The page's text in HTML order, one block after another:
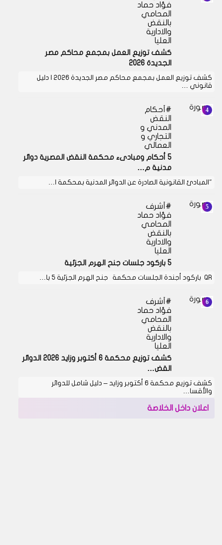
فؤاد حماد
المحامي
بالنقض
والادارية
العليا
كشف توزيع العمل بمجمع محاكم مصر
الجديدة 2026
كشف توزيع العمل بمجمع محاكم مصر الجديدة 2026 | دليل
قانوني …
أحكام
النقض
المدني و
التجاري و
العمالي
5 أحكام ومبادىء محكمة النقض المصرية دوائر
مدنية م…
"المبادئ القانونية الصادرة عن الدوائر المدنية بمحكمة ا…
أشرف
فؤاد حماد
المحامي
بالنقض
والادارية
العليا
5 باركود جلسات جنح الهرم الجزئية
QR باركود أجندة الجلسات محكمة جنح الهرم الجزئية 5 با…
أشرف
فؤاد حماد
المحامي
بالنقض
والادارية
العليا
كشف توزيع محكمة 6 أكتوبر وزايد 2026 الدوائر
القض…
كشف توزيع محكمة 6 أكتوبر وزايد – دليل شامل للدوائر
والأقسا…
اعلان داخل الخلاصة